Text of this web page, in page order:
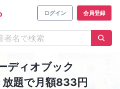
ログイン 会員登録
ディオブック
題で月額833円